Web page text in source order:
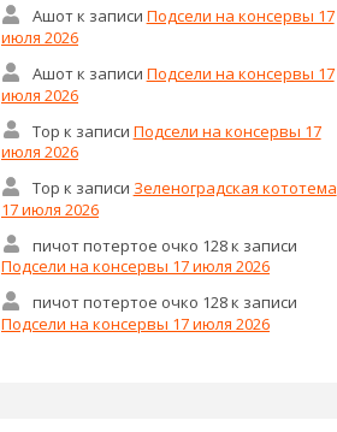
Ашотк записи Подсели на консервы 17
июля 2026
Ашотк записи Подсели на консервы 17
июля 2026
Тор к записи Подсели на консервы 17
июля 2026
Тор к записи Зеленоградская кототема
17 июля 2026
пичот потертое очко 128к записи
Подсели на консервы 17 июля 2026
пичот потертое очко 128к записи
Подсели на консервы 17 июля 2026